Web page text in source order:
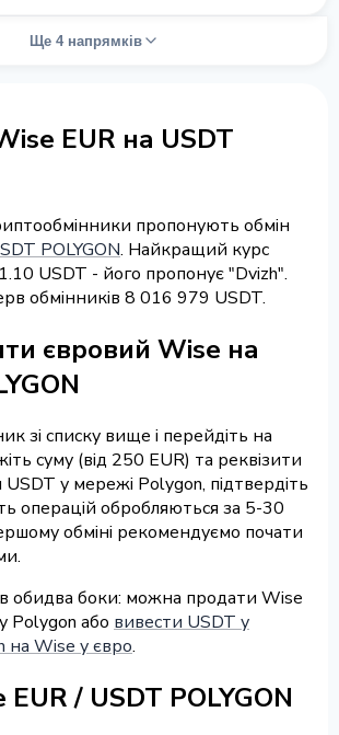
Ще 4 напрямків
EUR на USDT
пропонують обмін
POLYGON. Найкращий курс
USDT - його пропонує "Dvizh".
обмінників 8 016 979 USDT.
євровий Wise на
зі списку вище і перейдіть на
суму (від 250 EUR) та реквізити
у мережі Polygon, підтвердіть
операцій обробляються за 5-30
обміні рекомендуємо почати
обидва боки: можна продати Wise
Polygon або вивести USDT у
на Wise у євро.
/ USDT POLYGON